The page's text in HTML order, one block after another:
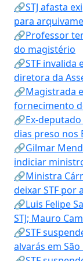
🔗STJ afasta
para
🔗Professor
do magistério
🔗STF invalida
diretora da
🔗Magistrada
fornecimento
🔗Ex-
dias preso nos
🔗Gilmar
indiciar
🔗Ministra
deixar STF por
🔗Luis Felipe
STJ; Mauro
🔗STF
alvarás em São